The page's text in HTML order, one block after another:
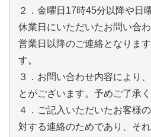
２．金曜日17時45分以降や日
休業日にいただいたお問い合
営業日以降のご連絡となりま
す。
３．お問い合わせ内容により
とがございます。予めご了承く
４．ご記入いただいたお客様
対する連絡のためであり、そ